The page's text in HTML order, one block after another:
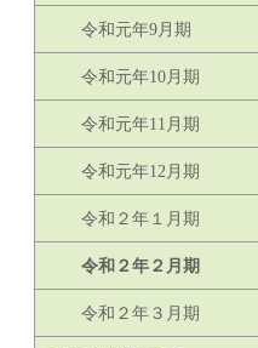
令和元年9月期
令和元年10月期
令和元年11月期
令和元年12月期
令和２年１月期
令和２年２月期
令和２年３月期